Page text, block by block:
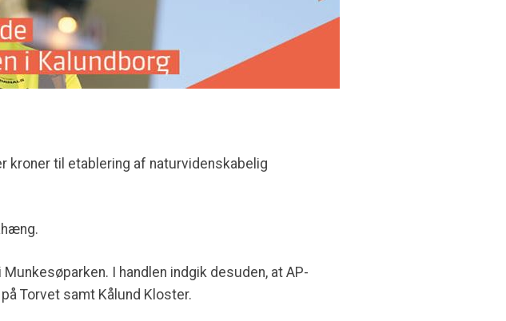
kroner til etablering af naturvidenskabelig
I handlen indgik desuden, at AP-
Torvet samt Kålund Kloster.